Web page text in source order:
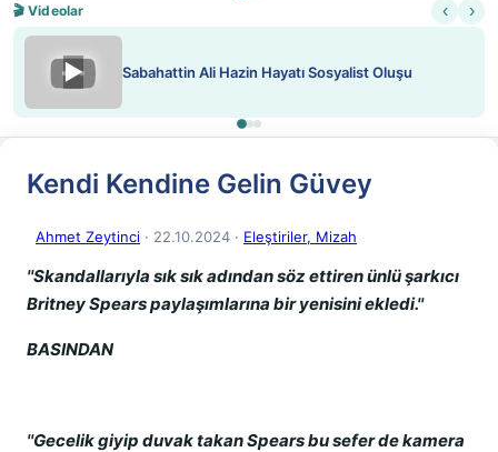
🎬 Videolar ‹ ›
▶ Sabahattin Ali Hazin Hayatı Sosyalist Oluşu
Kendi Kendine Gelin Güvey
Ahmet Zeytinci · 22.10.2024 · Eleştiriler, Mizah
''Skandallarıyla sık sık adından söz ettiren ünlü şarkıcı
Britney Spears paylaşımlarına bir yenisini ekledi.''
BASINDAN
''Gecelik giyip duvak takan Spears bu sefer de kamera